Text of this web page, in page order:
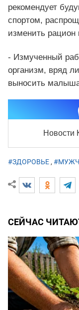
рекомендует
спортом,
изменить
- Измученный
организм, вряд
выносить
Новости
#ЗДОРОВЬЕ,
СЕЙЧАС